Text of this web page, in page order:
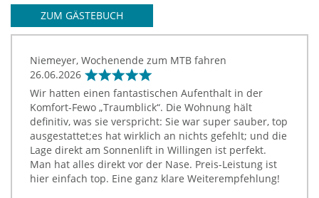
ZUM GÄSTEBUCH
Niemeyer, Wochenende zum MTB fahren
26.06.2026
Wir hatten einen fantastischen Aufenthalt in der
Komfort-Fewo „Traumblick“. Die Wohnung hält
definitiv, was sie verspricht: Sie war super sauber, top
ausgestattet;es hat wirklich an nichts gefehlt; und die
Lage direkt am Sonnenlift in Willingen ist perfekt.
Man hat alles direkt vor der Nase. Preis-Leistung ist
hier einfach top. Eine ganz klare Weiterempfehlung!